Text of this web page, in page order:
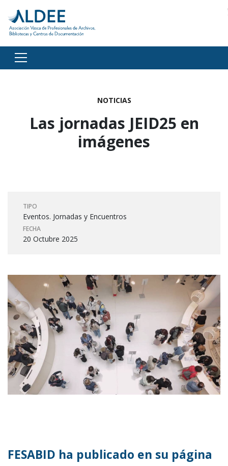
NOTICIAS
Las jornadas JEID25 en
imágenes
TIPO
Eventos. Jornadas y Encuentros
FECHA
20 Octubre 2025
FESABID ha publicado en su página